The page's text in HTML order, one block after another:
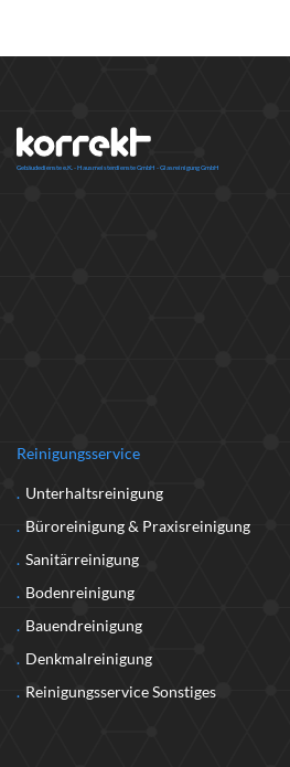
Reinigungsservice
Unterhaltsreinigung
Büroreinigung & Praxisreinigung
Sanitärreinigung
Bodenreinigung
Bauendreinigung
Denkmalreinigung
Reinigungsservice Sonstiges